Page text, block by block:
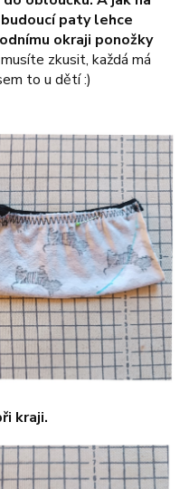
paty lehce
okraji ponožky
zkusit, každá má
to u dětí :)
kraji.